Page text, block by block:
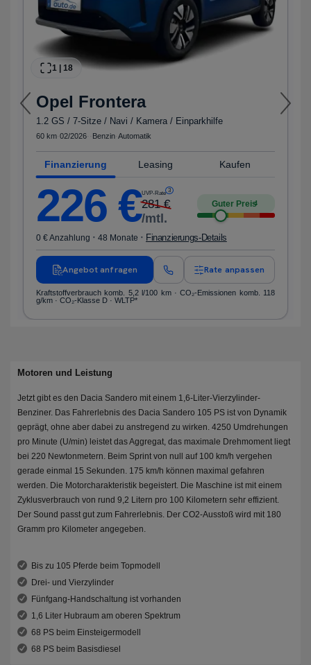
1 | 18
Opel Frontera
1.2 GS / 7-Sitze / Navi / Kamera / Einparkhilfe
60 km 02/2026 Benzin Automatik
Finanzierung Leasing Kaufen
226 €UVP-Rate 3
281€
/mtl.
Guter Preis4
0 € Anzahlung · 48 Monate · Finanzierungs-Details
Angebot anfragen Rate anpassen
Kraftstoffverbrauch komb. 5,2 l/100 km · CO₂-Emissionen komb. 118
g/km · CO₂-Klasse D · WLTP*
Motoren und Leistung
Jetzt gibt es den Dacia Sandero mit einem 1,6-Liter-Vierzylinder-
Benziner. Das Fahrerlebnis des Dacia Sandero 105 PS ist von Dynamik
geprägt, ohne aber dabei zu anstregend zu wirken. 4250 Umdrehungen
pro Minute (U/min) leistet das Aggregat, das maximale Drehmoment liegt
bei 220 Newtonmetern. Beim Sprint von null auf 100 km/h vergehen
gerade einmal 15 Sekunden. 175 km/h können maximal gefahren
werden. Die Motorcharakteristik begeistert. Die Maschine ist mit einem
Zyklusverbrauch von rund 9,2 Litern pro 100 Kilometern sehr effizient.
Der Sound passt gut zum Fahrerlebnis. Der CO2-Ausstoß wird mit 180
Gramm pro Kilometer angegeben.
Bis zu 105 Pferde beim Topmodell
Drei- und Vierzylinder
Fünfgang-Handschaltung ist vorhanden
1,6 Liter Hubraum am oberen Spektrum
68 PS beim Einsteigermodell
68 PS beim Basisdiesel